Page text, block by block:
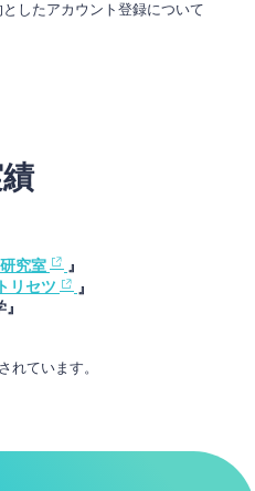
としたアカウント登録について
究室
』
リセツ
』
れています。